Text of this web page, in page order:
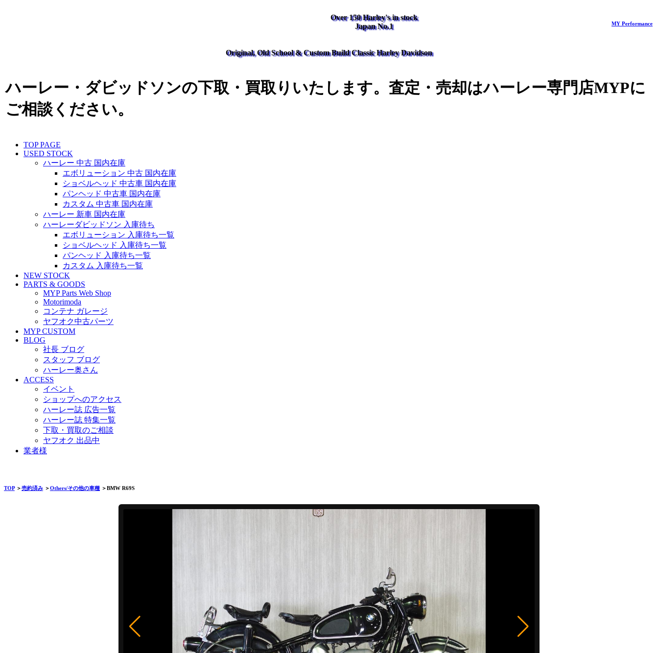
Over 150 Harley's in stock
Japan No.1
MY Performance
Original, Old School & Custom Build Classic Harley Davidson
ハーレー・ダビッドソンの下取・買取りいたします。査定・売却はハーレー専門店MYPに
ご相談ください。
TOP PAGE
USED STOCK
ハーレー 中古 国内在庫
エボリューション 中古 国内在庫
ショベルヘッド 中古車 国内在庫
パンヘッド 中古車 国内在庫
カスタム 中古車 国内在庫
ハーレー 新車 国内在庫
ハーレーダビッドソン 入庫待ち
エボリューション 入庫待ち一覧
ショベルヘッド 入庫待ち一覧
パンヘッド 入庫待ち一覧
カスタム 入庫待ち一覧
NEW STOCK
PARTS & GOODS
MYP Parts Web Shop
Motorimoda
コンテナ ガレージ
ヤフオク中古パーツ
MYP CUSTOM
BLOG
社長 ブログ
スタッフ ブログ
ハーレー奥さん
ACCESS
イベント
ショップへのアクセス
ハーレー誌 広告一覧
ハーレー誌 特集一覧
下取・買取のご相談
ヤフオク 出品中
業者様
TOP＞売約済み ＞Others/その他の車種 ＞BMW R69S